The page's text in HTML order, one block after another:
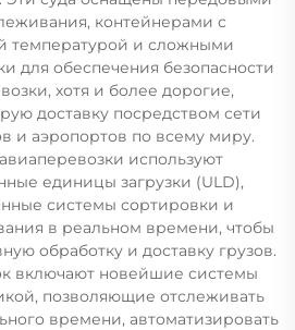
контейнерами с
температурой и сложными
для обеспечения безопасности
хотя и более дорогие,
доставку посредством сети
и аэропортов по всему миру.
используют
единицы загрузки (ULD),
системы сортировки и
в реальном времени, чтобы
обработку и доставку грузов.
включают новейшие системы
позволяющие отслеживать
времени, автоматизировать